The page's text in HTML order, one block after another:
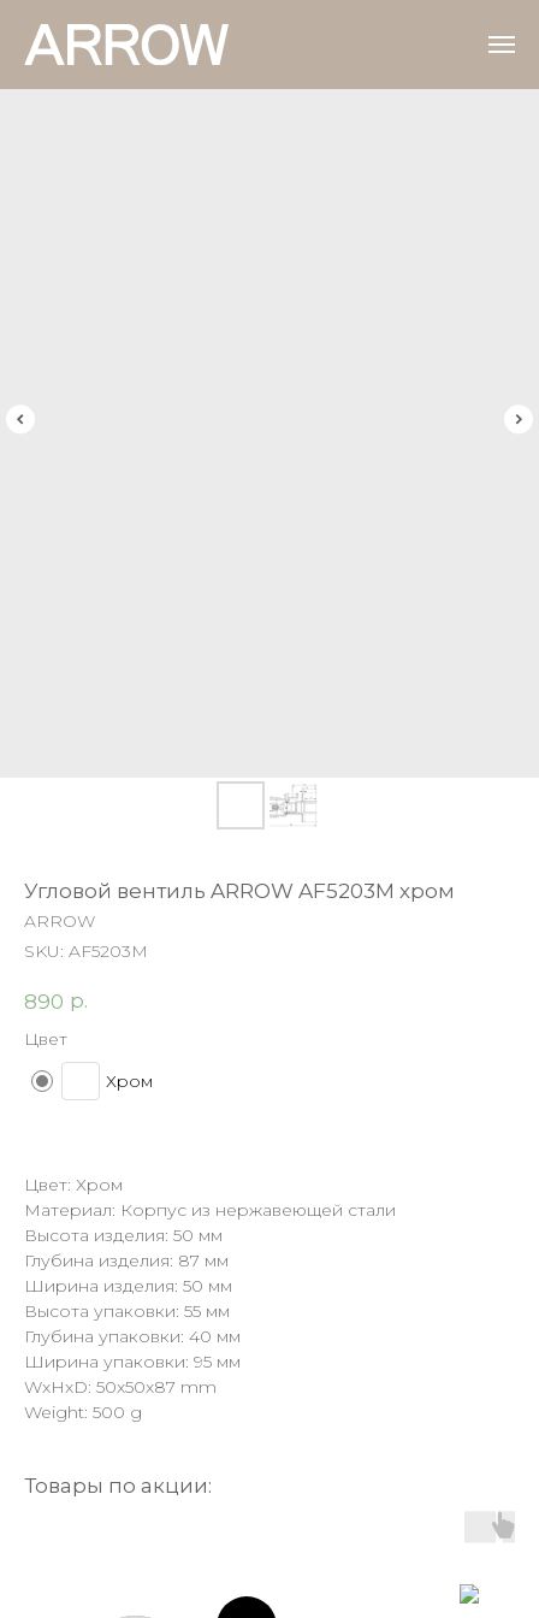
Угловой вентиль ARROW AF5203M хром
ARROW
SKU: AF5203M
890 р.
Цвет
Хром
Цвет: Хром
Материал: Корпус из нержавеющей стали
Высота изделия: 50 мм
Глубина изделия: 87 мм
Ширина изделия: 50 мм
Высота упаковки: 55 мм
Глубина упаковки: 40 мм
Ширина упаковки: 95 мм
WxHxD: 50x50x87 mm
Weight: 500 g
Товары по акции: